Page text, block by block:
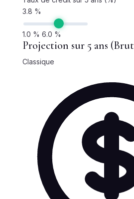
3.8 %
1.0 % 6.0 %
Projection sur 5 ans
Classique